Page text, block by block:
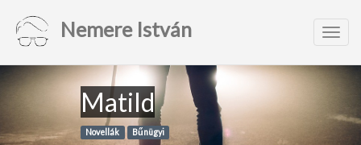
Nemere István
Matild
Novellák Bűnügyi